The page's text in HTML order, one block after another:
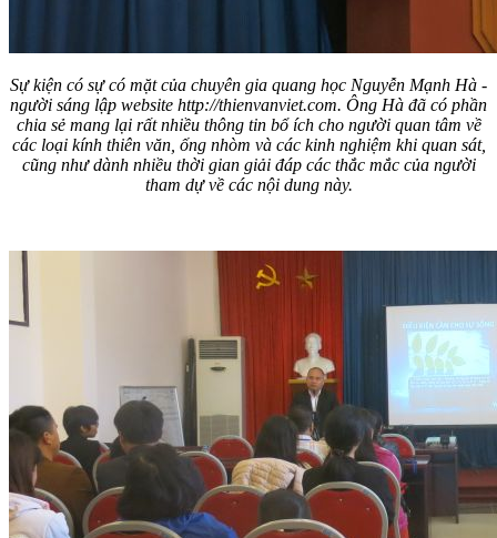
Sự kiện có sự có mặt của chuyên gia quang học Nguyễn Mạnh Hà -
người sáng lập website http://thienvanviet.com. Ông Hà đã có phần
chia sẻ mang lại rất nhiều thông tin bổ ích cho người quan tâm về
các loại kính thiên văn, ống nhòm và các kinh nghiệm khi quan sát,
cũng như dành nhiều thời gian giải đáp các thắc mắc của người
tham dự về các nội dung này.